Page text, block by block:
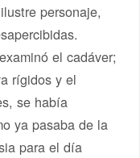
personaje,
el cadáver;
rígidos y el
se había
ya pasaba de la
para el día